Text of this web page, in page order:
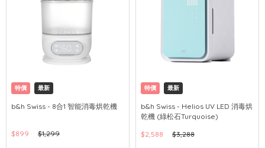
特價 最新
b&h Swiss - 8合1 智能消毒烘乾機
$899 $1,299
特價 最新
b&h Swiss - Helios UV LED 消毒烘
乾機 (綠松石Turquoise)
$2,588
$3,288